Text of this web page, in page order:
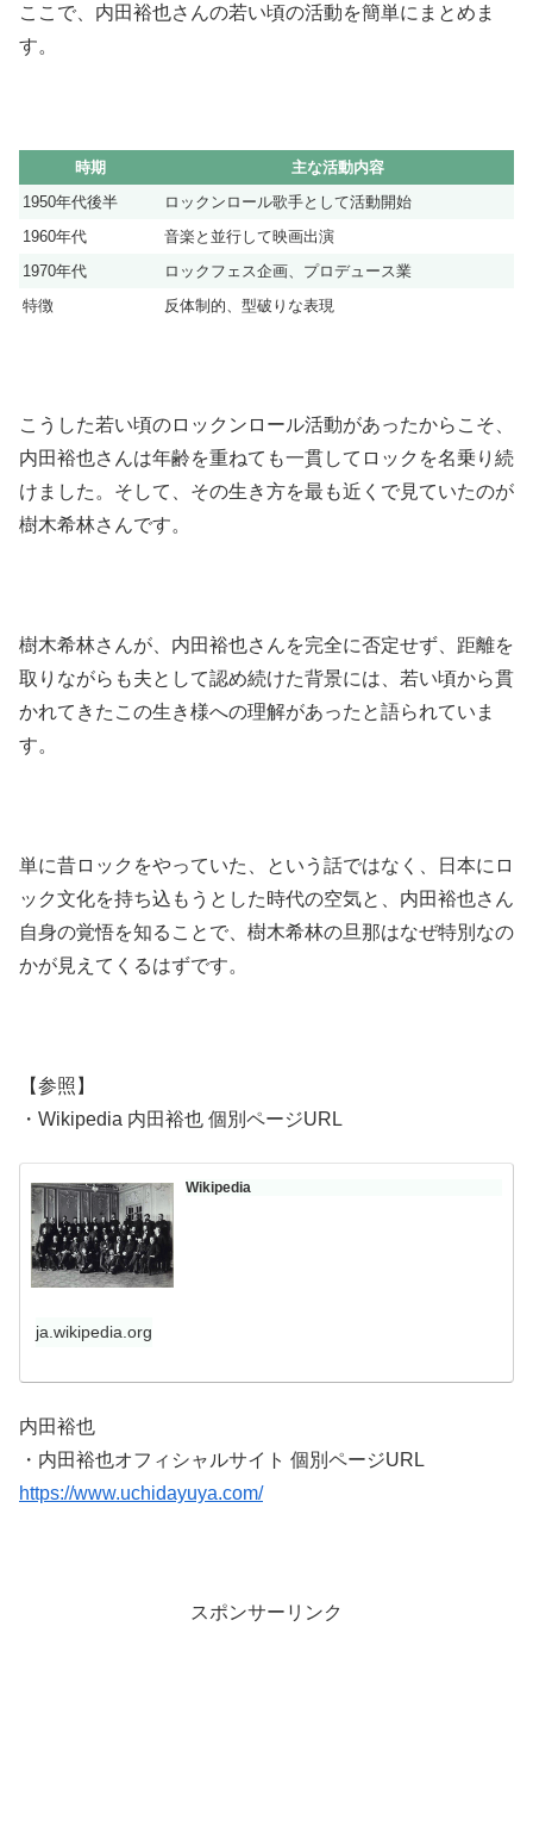
ここで、内田裕也さんの若い頃の活動を簡単にまとめま
す。
時期
主な活動内容
1950年代後半
ロックンロール歌手として活動開始
1960年代
音楽と並行して映画出演
1970年代
ロックフェス企画、プロデュース業
特徴
反体制的、型破りな表現
こうした若い頃のロックンロール活動があったからこそ、
内田裕也さんは年齢を重ねても一貫してロックを名乗り続
けました。そして、その生き方を最も近くで見ていたのが
樹木希林さんです。
樹木希林さんが、内田裕也さんを完全に否定せず、距離を
取りながらも夫として認め続けた背景には、若い頃から貫
かれてきたこの生き様への理解があったと語られていま
す。
単に昔ロックをやっていた、という話ではなく、日本にロ
ック文化を持ち込もうとした時代の空気と、内田裕也さん
自身の覚悟を知ることで、樹木希林の旦那はなぜ特別なの
かが見えてくるはずです。
【参照】
・Wikipedia 内田裕也 個別ページURL
Wikipedia
ja.wikipedia.org
内田裕也
・内田裕也オフィシャルサイト 個別ページURL
https://www.uchidayuya.com/
スポンサーリンク